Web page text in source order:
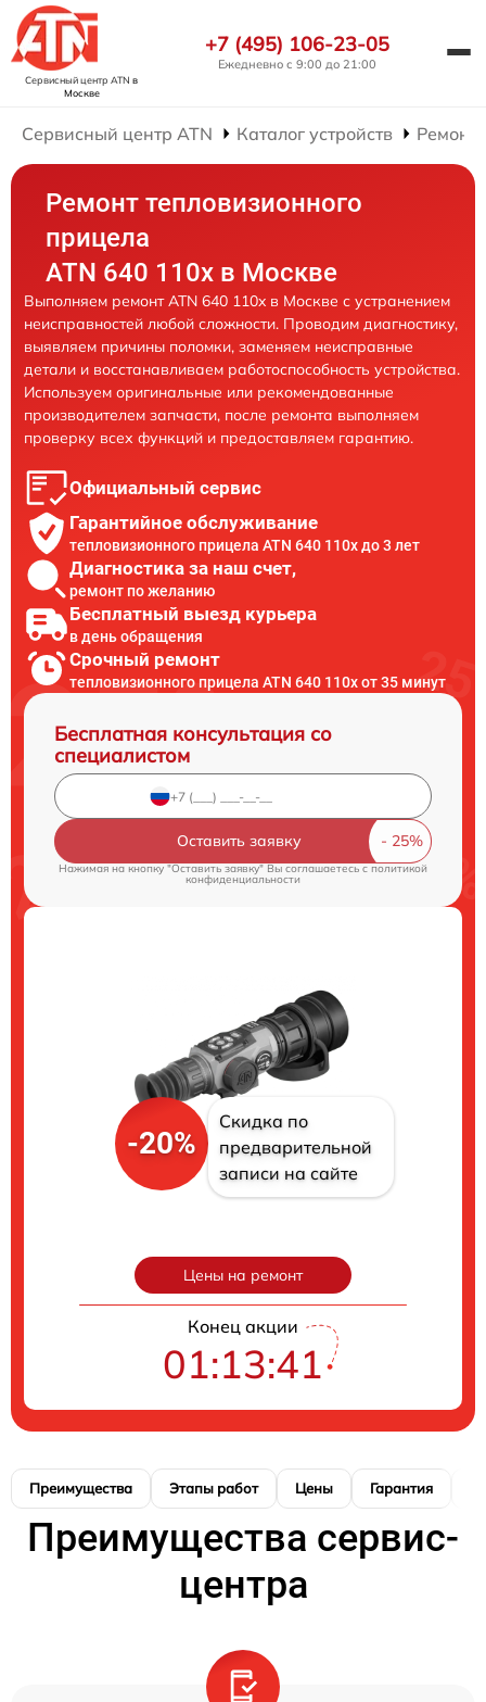
Сервисный центр ATN в
Москве
+7 (495) 106-23-05
Ежедневно с 9:00 до 21:00
Сервисный центр ATN Каталог устройств Ремонт
Ремонт тепловизионного
прицела
ATN 640 110x в Москве
Выполняем ремонт ATN 640 110x в Москве с устранением
неисправностей любой сложности. Проводим диагностику,
выявляем причины поломки, заменяем неисправные
детали и восстанавливаем работоспособность устройства.
Используем оригинальные или рекомендованные
производителем запчасти, после ремонта выполняем
проверку всех функций и предоставляем гарантию.
Официальный сервис
Гарантийное обслуживание
тепловизионного прицела ATN 640 110x до 3 лет
Диагностика за наш счет,
ремонт по желанию
Бесплатный выезд курьера
в день обращения
Срочный ремонт
тепловизионного прицела ATN 640 110x от 35 минут
Бесплатная консультация со
специалистом
Оставить заявку
Нажимая на кнопку "Оставить заявку" Вы соглашаетесь cполитикой
конфиденциальности
-20%
Скидка по
предварительной
записи на сайте
Цены на ремонт
Конец акции
01:13:40
Преимущества Этапы работ Цены Гарантия
Преимущества сервис-
центра